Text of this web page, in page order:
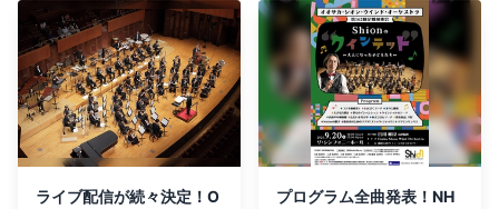
して「マツケンサンバⅡ」
を大合奏！
ライブ配信が続々決定！O
プログラム全曲発表！NH